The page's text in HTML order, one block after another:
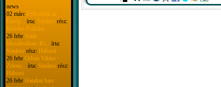
news
02 márc
Felbomlik az
Európ...
írta: Sindzse rész:
Közélet-Politika
26 febr Sokk
Moszkvában: Ki...
írta:
Sindzse rész: Háború
26 febr Orbán Viktor
Zelens...
írta: Sindzse rész:
Háború
26 febr Hatalmi harc